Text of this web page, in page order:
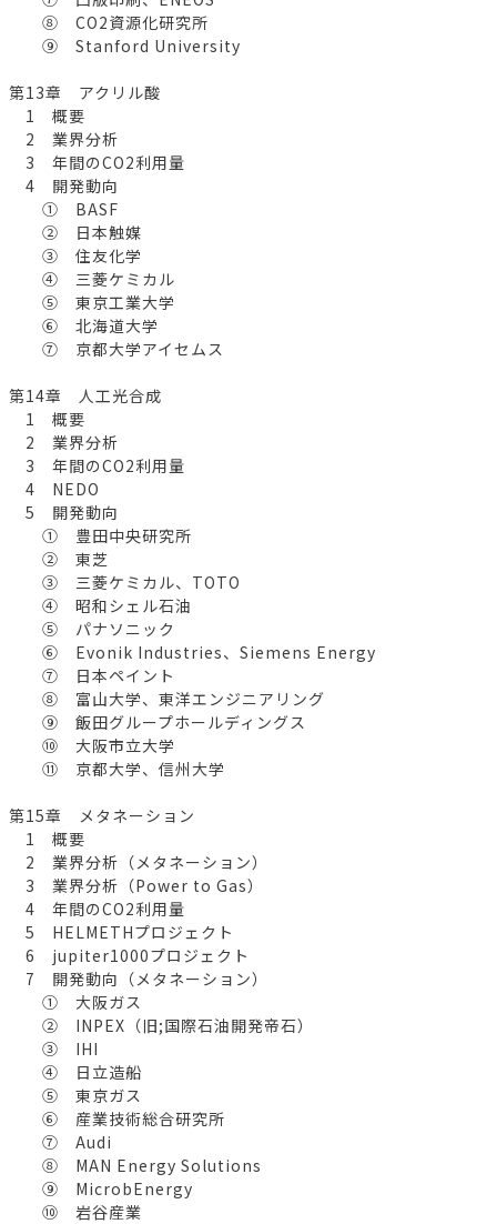
⑧ CO2資源化研究所
⑨ Stanford University
第13章 アクリル酸
1 概要
2 業界分析
3 年間のCO2利用量
4 開発動向
① BASF
② 日本触媒
③ 住友化学
④ 三菱ケミカル
⑤ 東京工業大学
⑥ 北海道大学
⑦ 京都大学アイセムス
第14章 人工光合成
1 概要
2 業界分析
3 年間のCO2利用量
4 NEDO
5 開発動向
① 豊田中央研究所
② 東芝
③ 三菱ケミカル、TOTO
④ 昭和シェル石油
⑤ パナソニック
⑥ Evonik Industries、Siemens Energy
⑦ 日本ペイント
⑧ 富山大学、東洋エンジニアリング
⑨ 飯田グループホールディングス
⑩ 大阪市立大学
⑪ 京都大学、信州大学
第15章 メタネーション
1 概要
2 業界分析（メタネーション）
3 業界分析（Power to Gas）
4 年間のCO2利用量
5 HELMETHプロジェクト
6 jupiter1000プロジェクト
7 開発動向（メタネーション）
① 大阪ガス
② INPEX（旧;国際石油開発帝石）
③ IHI
④ 日立造船
⑤ 東京ガス
⑥ 産業技術総合研究所
⑦ Audi
⑧ MAN Energy Solutions
⑨ MicrobEnergy
⑩ 岩谷産業